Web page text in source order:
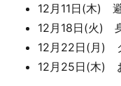
12月11日(木)
12月18日(火)
12月22日(月)
12月25日(木)